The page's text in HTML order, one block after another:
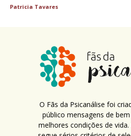
Patricia Tavares
O Fãs da Psicanálise foi
público mensagens de
melhores condições de